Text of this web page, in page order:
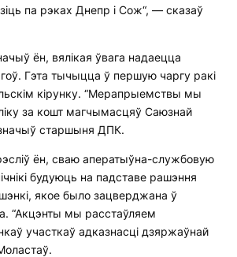
па рэках Днепр і Сож“, — сказаў
ён, вялікая ўвага надаецца
Гэта тычыцца ў першую чаргу ракі
кірунку. “Мерапрыемствы мы
за кошт магчымасцяў Саюзнай
старшыня ДПК.
ён, сваю аператыўна-службовую
будуюць на падставе рашэння
якое было зацверджана ў
“Акцэнты мы расстаўляем
участкаў адказнасці дзяржаўнай